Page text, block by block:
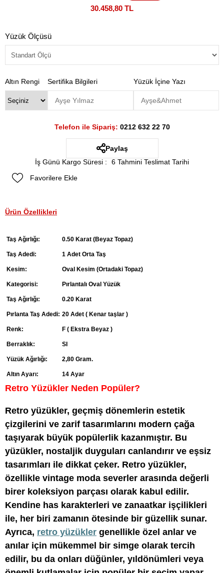
30.458,80 TL
Yüzük Ölçüsü
Altın Rengi Sertifika Bilgileri Yüzük İçine Yazı
Telefon ile Sipariş: 0212 632 22 70
Paylaş
İş Günü Kargo Süresi :
6 Tahmini Teslimat Tarihi
Favorilere Ekle
Ürün Özellikleri
Taş Ağırlığı: 0.50 Karat (Beyaz Topaz)
Taş Adedi: 1 Adet Orta Taş
Kesim: Oval Kesim (Ortadaki Topaz)
Kategorisi: Pırlantalı Oval Yüzük
Taş Ağırlığı: 0.20 Karat
Pırlanta Taş Adedi: 20 Adet ( Kenar taşlar )
Renk: F ( Ekstra Beyaz )
Berraklık: SI
Yüzük Ağırlığı: 2,80 Gram.
Altın Ayarı: 14 Ayar
Retro Yüzükler Neden Popüler?
Retro yüzükler, geçmiş dönemlerin estetik
çizgilerini ve zarif tasarımlarını modern çağa
taşıyarak büyük popülerlik kazanmıştır. Bu
yüzükler, nostaljik duyguları canlandırır ve eşsiz
tasarımları ile dikkat çeker. Retro yüzükler,
özellikle vintage moda severler arasında değerli
birer koleksiyon parçası olarak kabul edilir.
Kendine has karakterleri ve zanaatkar işçilikleri
ile, her biri zamanın ötesinde bir güzellik sunar.
Ayrıca, retro yüzükler genellikle özel anlar ve
anılar için mükemmel bir simge olarak tercih
edilir, bu da onları düğünler, yıldönümleri veya